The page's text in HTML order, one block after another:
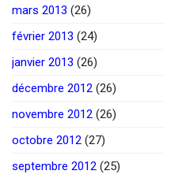
mars 2013 (26)
février 2013 (24)
janvier 2013 (26)
décembre 2012 (26)
novembre 2012 (26)
octobre 2012 (27)
septembre 2012 (25)